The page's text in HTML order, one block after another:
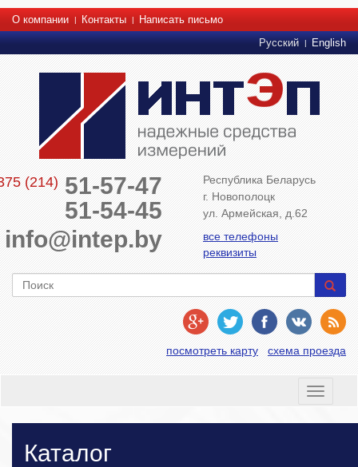
О компании Контакты
Написать письмо
Русский
English
(214) 51-57-47
51-54-45
info@intep.by
Республика Беларусь
г. Новополоцк
ул. Армейская, д.62
все телефоны
реквизиты
посмотреть карту схема проезда
Toggle
Каталог